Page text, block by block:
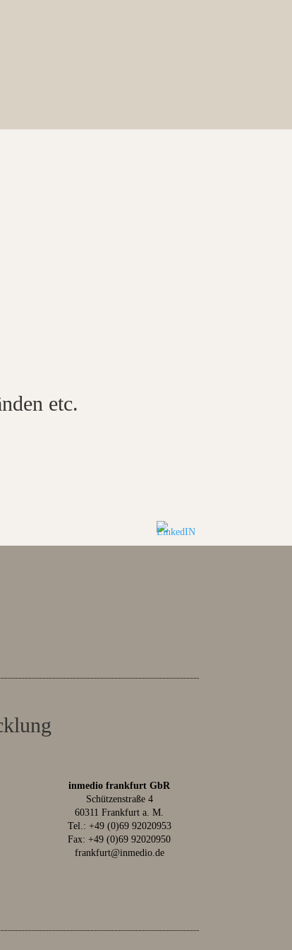
etc.
inmedio frankfurt GbR
Schützenstraße 4
60311 Frankfurt a. M.
Tel.: +49 (0)69 92020953
Fax: +49 (0)69 92020950
frankfurt@inmedio.de